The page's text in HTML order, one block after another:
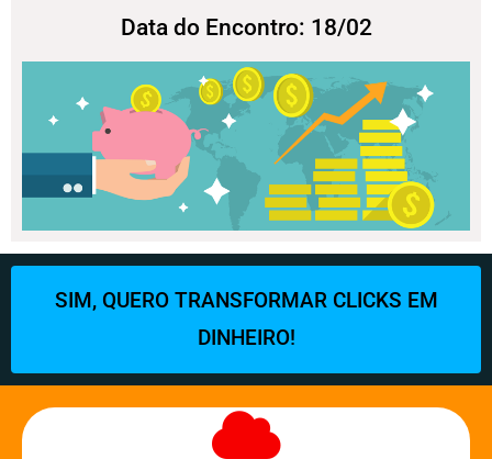
Data do Encontro: 18/02
SIM, QUERO TRANSFORMAR CLICKS EM
DINHEIRO!